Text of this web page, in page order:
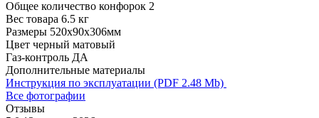
Общее количество конфорок 2
Вес товара 6.5 кг
Размеры 520x90x306мм
Цвет черный матовый
Газ-контроль ДА
Дополнительные материалы
Инструкция по эксплуатации (PDF 2.48 Mb)
Все фотографии
Отзывы